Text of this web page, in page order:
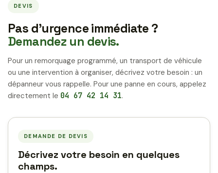
DEVIS
Pas d’urgence immédiate ?
Demandez un devis.
Pour un remorquage programmé, un transport de véhicule
ou une intervention à organiser, décrivez votre besoin : un
dépanneur vous rappelle. Pour une panne en cours, appelez
directement le 04 67 42 14 31.
DEMANDE DE DEVIS
Décrivez votre besoin en quelques
champs.